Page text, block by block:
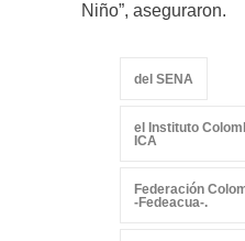
Niño”, aseguraron.
del SENA
el Instituto
ICA
Federación
-Fedeacua-.